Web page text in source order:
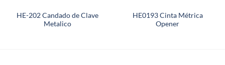
HE-202 Candado de Clave
Metalico
HE0193 Cinta Métrica
Opener